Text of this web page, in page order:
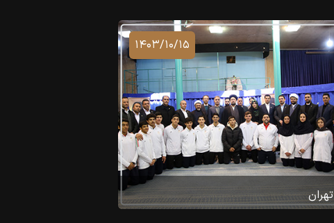
۱۴۰۳/۱۰/۱۵
تهران